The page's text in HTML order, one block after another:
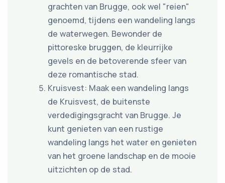
grachten van Brugge, ook wel "reien"
genoemd, tijdens een wandeling langs
de waterwegen. Bewonder de
pittoreske bruggen, de kleurrijke
gevels en de betoverende sfeer van
deze romantische stad.
Kruisvest: Maak een wandeling langs
de Kruisvest, de buitenste
verdedigingsgracht van Brugge. Je
kunt genieten van een rustige
wandeling langs het water en genieten
van het groene landschap en de mooie
uitzichten op de stad.